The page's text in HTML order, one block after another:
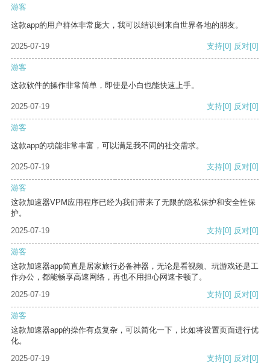
游客
这款app的用户群体非常庞大，我可以结识到来自世界各地的朋友。
2025-07-19 支持[0] 反对[0]
游客
这款软件的操作非常简单，即使是小白也能快速上手。
2025-07-19 支持[0] 反对[0]
游客
这款app的功能非常丰富，可以满足我不同的社交需求。
2025-07-19 支持[0] 反对[0]
游客
这款加速器VPM应用程序已经为我们带来了无限的隐私保护和安全性保
护。
2025-07-19
支持[0] 反对[0]
游客
这款加速器app简直是居家旅行必备神器，无论是看视频、玩游戏还是工
作办公，都能畅享高速网络，再也不用担心网速卡顿了。
2025-07-19
支持[0] 反对[0]
游客
这款加速器app的操作有点复杂，可以简化一下，比如将设置页面进行优
化。
2025-07-19
支持[0] 反对[0]